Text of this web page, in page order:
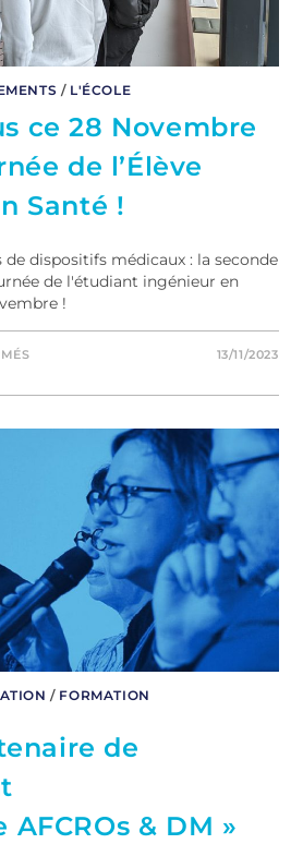
/ L'ÉCOLE
ce 28 Novembre
de l’Élève
Santé !
dispositifs médicaux : la seconde
de l'étudiant ingénieur en
!
13/11/2023
/ FORMATION
de
AFCROs & DM »